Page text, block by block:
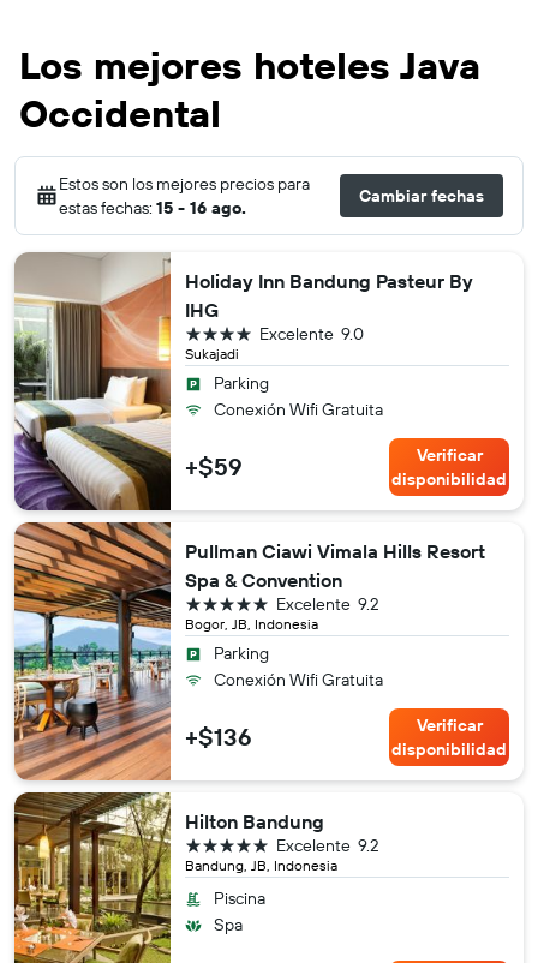
Los mejores hoteles Java
Occidental
Estos son los mejores precios para
estas fechas: 15 - 16 ago.
Cambiar fechas
Holiday Inn Bandung Pasteur By
IHG
Sukajadi
9.0
Excelente
4 estrellas
Parking
Conexión Wifi Gratuita
+$59
Verificar
disponibilidad
Pullman Ciawi Vimala Hills Resort
Spa & Convention
Bogor, JB, Indonesia
9.2
Excelente
5 estrellas
Parking
Conexión Wifi Gratuita
+$136
Verificar
disponibilidad
Hilton Bandung
Bandung, JB, Indonesia
9.2
Excelente
5 estrellas
Piscina
Spa